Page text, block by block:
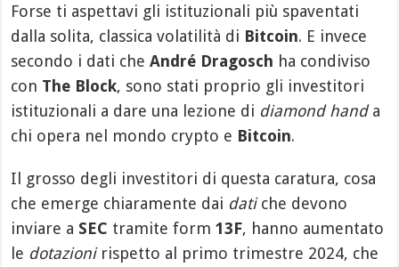
Forse ti aspettavi gli istituzionali più spaventati
dalla solita, classica volatilità di Bitcoin. E invece
secondo i dati cheAndré Dragosch ha condiviso
con The Block, sono stati proprio gli investitori
istituzionali a dare una lezione di diamond handa
chi opera nel mondo crypto e Bitcoin.
Il grosso degli investitori di questa caratura, cosa
che emerge chiaramente dai datiche devono
inviare a SEC tramite form13F, hanno aumentato
le dotazionirispetto al primo trimestre 2024, che